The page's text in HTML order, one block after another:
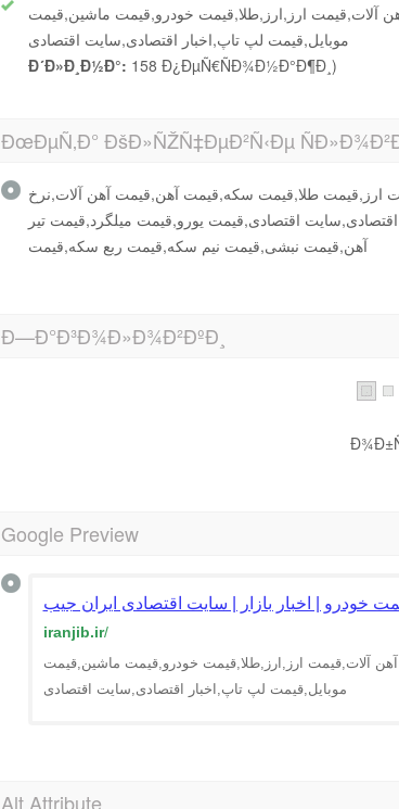
آلات,قیمت ارز,ارز,طلا,قیمت خودرو,قیمت ماشین,قیمت
موبایل,قیمت لپ تاپ,اخبار اقتصادی,سایت اقتصادی
Ð´Ð»Ð¸Ð½Ð°: 158 Ð¿ÐµÑ€ÑÐ¾Ð½Ð°Ð¶Ð¸)
ÐœÐµÑ‚Ð° ÐšÐ»ÑŽÑ‡ÐµÐ²Ñ‹Ðµ
ارز,قیمت طلا,قیمت سکه,قیمت آهن,قیمت آهن آلات,نرخ
اقتصادی,قیمت یورو,قیمت میلگرد,قیمت تیر
آهن,قیمت نبشی,قیمت نیم سکه,قیمت ربع سکه,قیمت
Ð—Ð°Ð³Ð¾Ð»Ð¾Ð²ÐºÐ¸
Google Preview
خودرو | اخبار بازار | سایت اقتصادی ایران جیب
iranjib.ir/
آلات,قیمت ارز,ارز,طلا,قیمت خودرو,قیمت ماشین,قیمت
موبایل,قیمت لپ تاپ,اخبار اقتصادی,سایت اقتصادی
Alt Attribute